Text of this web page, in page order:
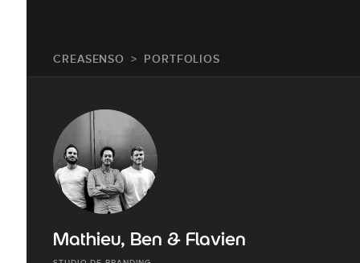
CREASENSO PORTFOLIOS
Mathieu, Ben & Flavien